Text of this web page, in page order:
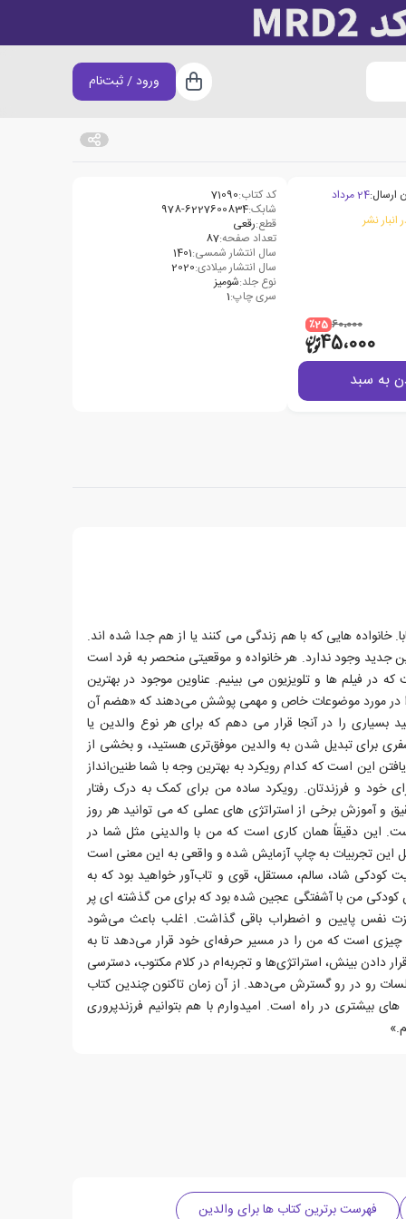
سبد خرید
ورود / ثبت‌نام
ارسال:24 مرداد
انبار نشر
60،000 ٪25
45،000
به سبد
کد کتاب:71090
شابک:978-6227600834
قطع:رقعی
تعداد صفحه:87
سال انتشار شمسی:1401
سال انتشار میلادی:2020
نوع جلد:شومیز
سری چاپ:1
خانواده هایی که با هم زندگی می کنند یا از هم جدا شده اند.
جدید وجود ندارد. هر خانواده و موقعیتی منحصر به فرد است
در فیلم ها و تلویزیون می بینیم. عناوین موجود در بهترین
را در مورد موضوعات خاص و مهمی پوشش می‌دهند که «هضم آن
بسیاری را در آنجا قرار می دهم که برای هر نوع والدین یا
برای تبدیل شدن به والدین موفق‌تری هستید، و بخشی از
این است که کدام رویکرد به بهترین وجه با شما طنین‌انداز
خود و فرزندتان. رویکرد ساده من برای کمک به درک رفتار
و آموزش برخی از استراتژی های عملی که می توانید هر روز
این دقیقاً همان کاری است که من با والدینی مثل شما در
این تجربیات به چاپ آزمایش شده و واقعی به این معنی است
شاد، سالم، مستقل، قوی و تاب‌آور خواهید بود که به
کودکی من با آشفتگی عجین شده بود که برای من گذشته ای پر
نفس پایین و اضطراب باقی گذاشت. اغلب باعث می‌شود
چیزی است که من را در مسیر حرفه‌ای خود قرار می‌دهد تا به
دادن بینش، استراتژی‌ها و تجربه‌ام در کلام مکتوب، دسترسی
رو در رو گسترش می‌دهد. از آن زمان تاکنون چندین کتاب
بیشتری در راه است. امیدوارم با هم بتوانیم فرزندپروری
فهرست برترین کتاب ها برای والدین